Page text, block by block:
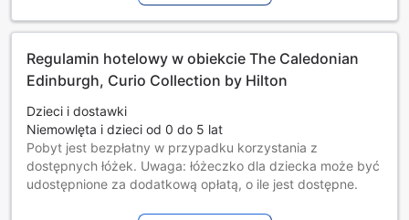
Regulamin hotelowy w obiekcie The Caledonian
Edinburgh, Curio Collection by Hilton
Dzieci i dostawki
Niemowlęta i dzieci od 0 do 5 lat
Pobyt jest bezpłatny w przypadku korzystania z
dostępnych łóżek. Uwaga: łóżeczko dla dziecka może być
udostępnione za dodatkową opłatą, o ile jest dostępne.